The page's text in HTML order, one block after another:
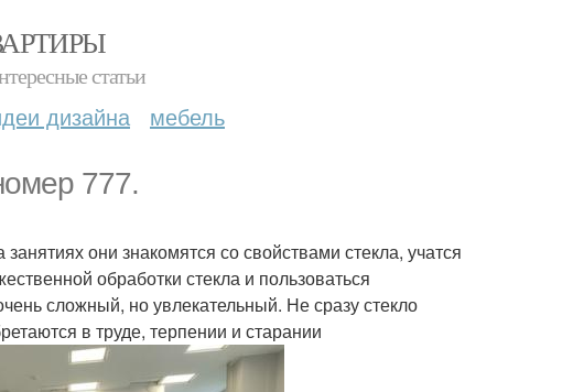
статьи
дизайна мебель
777.
они знакомятся со свойствами стекла, учатся
обработки стекла и пользоваться
сложный, но увлекательный. Не сразу стекло
в труде, терпении и старании